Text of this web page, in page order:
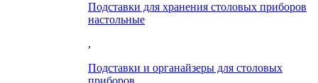
Подставки для хранения столовых приборов
настольные
,
Подставки и органайзеры для столовых